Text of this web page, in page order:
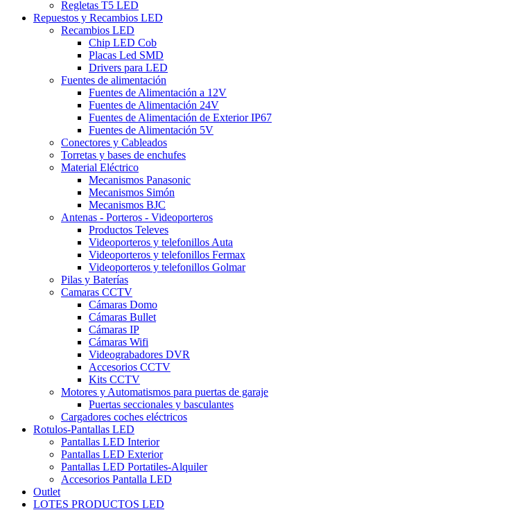
Regletas T5 LED
Repuestos y Recambios LED
Recambios LED
Chip LED Cob
Placas Led SMD
Drivers para LED
Fuentes de alimentación
Fuentes de Alimentación a 12V
Fuentes de Alimentación 24V
Fuentes de Alimentación de Exterior IP67
Fuentes de Alimentación 5V
Conectores y Cableados
Torretas y bases de enchufes
Material Eléctrico
Mecanismos Panasonic
Mecanismos Simón
Mecanismos BJC
Antenas - Porteros - Videoporteros
Productos Televes
Videoporteros y telefonillos Auta
Videoporteros y telefonillos Fermax
Videoporteros y telefonillos Golmar
Pilas y Baterías
Camaras CCTV
Cámaras Domo
Cámaras Bullet
Cámaras IP
Cámaras Wifi
Videograbadores DVR
Accesorios CCTV
Kits CCTV
Motores y Automatismos para puertas de garaje
Puertas seccionales y basculantes
Cargadores coches eléctricos
Rotulos-Pantallas LED
Pantallas LED Interior
Pantallas LED Exterior
Pantallas LED Portatiles-Alquiler
Accesorios Pantalla LED
Outlet
LOTES PRODUCTOS LED